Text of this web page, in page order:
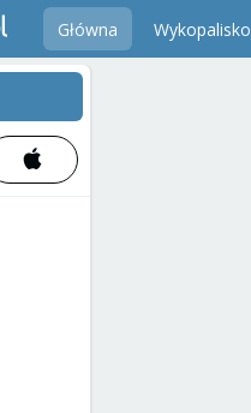
Główna Wykopalisko